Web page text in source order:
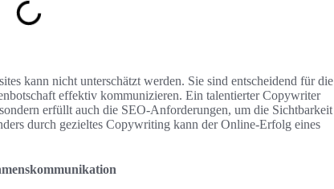
kann nicht unterschätzt werden. Sie sind entscheidend für die
effektiv kommunizieren. Ein talentierter Copywriter
erfüllt auch die SEO-Anforderungen, um die Sichtbarkeit
durch gezieltes Copywriting kann der Online-Erfolg eines